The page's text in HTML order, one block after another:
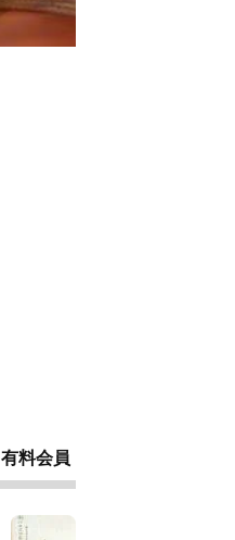
有料会員